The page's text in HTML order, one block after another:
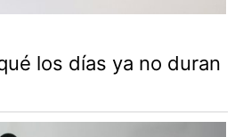
los días ya no duran